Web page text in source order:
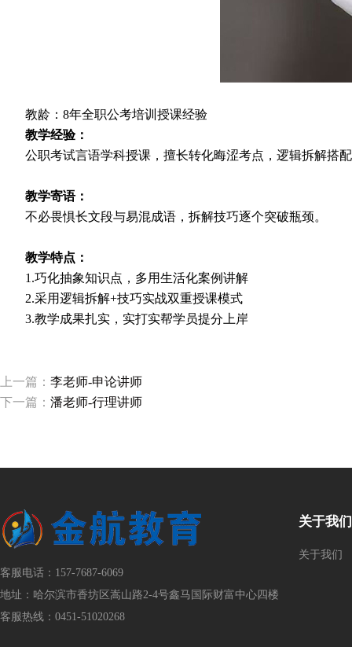
教龄：8年全职公考培训授课经验
教学经验：
公职考试言语学科授课，擅长转化晦涩考点，逻辑拆解搭配
教学寄语：
不必畏惧长文段与易混成语，拆解技巧逐个突破瓶颈。
教学特点：
1.巧化抽象知识点，多用生活化案例讲解
2.采用逻辑拆解+技巧实战双重授课模式
3.教学成果扎实，实打实帮学员提分上岸
上一篇： 李老师-申论讲师
下一篇： 潘老师-行理讲师
客服电话：157-7687-6069
地址：哈尔滨市香坊区嵩山路2-4号鑫马国际财富中心四楼
客服热线：0451-51020268
关于我们
关于我们